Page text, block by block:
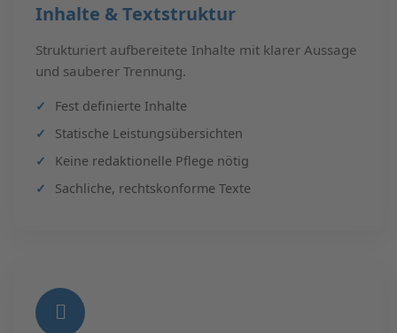
Inhalte & Textstruktur
Strukturiert aufbereitete Inhalte mit klarer Aussage
und sauberer Trennung.
Fest definierte Inhalte
Statische Leistungsübersichten
Keine redaktionelle Pflege nötig
Sachliche, rechtskonforme Texte